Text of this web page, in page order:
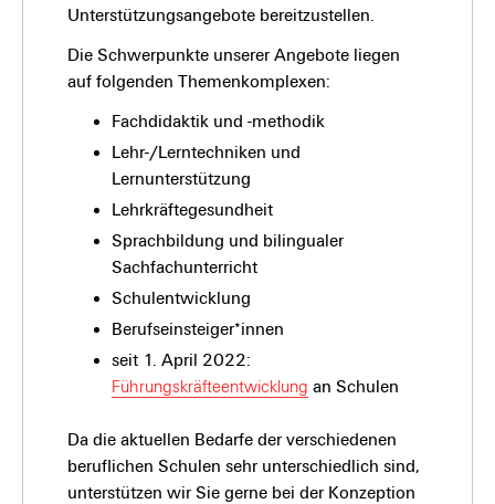
Unterstützungsangebote bereitzustellen.
Die Schwerpunkte unserer Angebote liegen
auf folgenden Themenkomplexen:
Fachdidaktik und -methodik
Lehr-/Lerntechniken und
Lernunterstützung
Lehrkräftegesundheit
Sprachbildung und bilingualer
Sachfachunterricht
Schulentwicklung
Berufseinsteiger*innen
seit 1. April 2022:
Führungskräfteentwicklung an Schulen
Da die aktuellen Bedarfe der verschiedenen
beruflichen Schulen sehr unterschiedlich sind,
unterstützen wir Sie gerne bei der Konzeption